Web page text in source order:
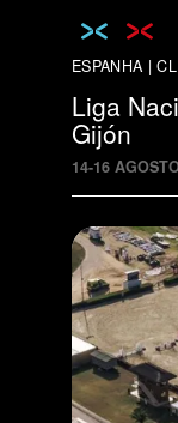
14-16
Liga
Gijón
ESPANHA |